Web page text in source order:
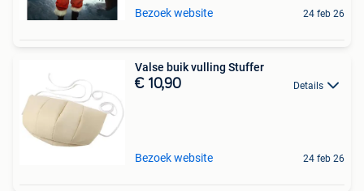
Bezoek website 24 feb 26
Valse buik vulling Stuffer
€ 10,90 Details
Bezoek website 24 feb 26